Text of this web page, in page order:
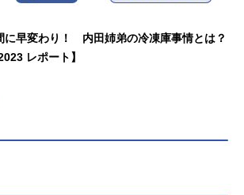
に早変わり！ 内田姉弟の冷凍庫事情とは？
レポート】